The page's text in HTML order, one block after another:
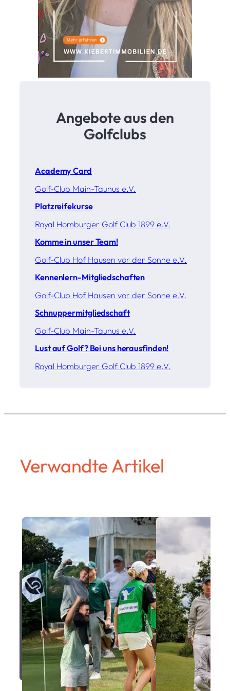
-
R
g
i
n
Angebote aus den
Golfclubs
Academy Card
Golf-Club Main-Taunus e.V.
Platzreifekurse
Royal Homburger Golf Club 1899 e.V.
Komme in unser Team!
Golf-Club Hof Hausen vor der Sonne e.V.
Kennenlern-Mitgliedschaften
Golf-Club Hof Hausen vor der Sonne e.V.
Schnuppermitgliedschaft
Golf-Club Main-Taunus e.V.
Lust auf Golf? Bei uns herausfinden!
Royal Homburger Golf Club 1899 e.V.
Verwandte Artikel